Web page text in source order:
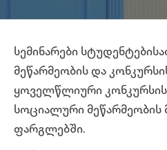
სემინარები
მეწარმეობის და
ყოველწლიური
სოციალური მეწარმეობის
ფარგლებში.